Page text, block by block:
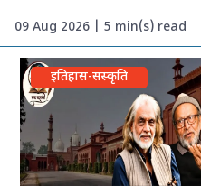
09 Aug 2026 | 5 min(s) read
इतिहास-संस्कृति